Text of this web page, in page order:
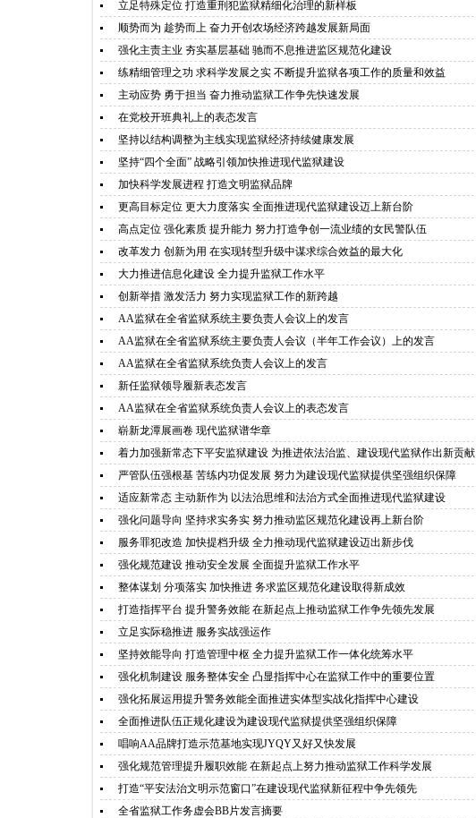
立足特殊定位 打造重刑犯监狱精细化治理的新样板
顺势而为 趁势而上 奋力开创农场经济跨越发展新局面
强化主责主业 夯实基层基础 驰而不息推进监区规范化建设
练精细管理之功 求科学发展之实 不断提升监狱各项工作的质量和效益
主动应势 勇于担当 奋力推动监狱工作争先快速发展
在党校开班典礼上的表态发言
坚持以结构调整为主线实现监狱经济持续健康发展
坚持“四个全面” 战略引领加快推进现代监狱建设
加快科学发展进程 打造文明监狱品牌
更高目标定位 更大力度落实 全面推进现代监狱建设迈上新台阶
高点定位 强化素质 提升能力 努力打造争创一流业绩的女民警队伍
改革发力 创新为用 在实现转型升级中谋求综合效益的最大化
大力推进信息化建设 全力提升监狱工作水平
创新举措 激发活力 努力实现监狱工作的新跨越
AA监狱在全省监狱系统主要负责人会议上的发言
AA监狱在全省监狱系统主要负责人会议（半年工作会议）上的发言
AA监狱在全省监狱系统负责人会议上的发言
新任监狱领导履新表态发言
AA监狱在全省监狱系统负责人会议上的表态发言
崭新龙潭展画卷 现代监狱谱华章
着力加强新常态下平安监狱建设 为推进依法治监、建设现代监狱作出新贡献
严管队伍强根基 苦练内功促发展 努力为建设现代监狱提供坚强组织保障
适应新常态 主动新作为 以法治思维和法治方式全面推进现代监狱建设
强化问题导向 坚持求实务实 努力推动监区规范化建设再上新台阶
服务罪犯改造 加快提档升级 全力推动现代监狱建设迈出新步伐
强化规范建设 推动安全发展 全面提升监狱工作水平
整体谋划 分项落实 加快推进 务求监区规范化建设取得新成效
打造指挥平台 提升警务效能 在新起点上推动监狱工作争先领先发展
立足实际稳推进 服务实战强运作
坚持效能导向 打造管理中枢 全力提升监狱工作一体化统筹水平
强化机制建设 服务整体安全 凸显指挥中心在监狱工作中的重要位置
强化拓展运用提升警务效能全面推进实体型实战化指挥中心建设
全面推进队伍正规化建设为建设现代监狱提供坚强组织保障
唱响AA品牌打造示范基地实现JYQY又好又快发展
强化规范管理提升履职效能 在新起点上努力推动监狱工作科学发展
打造“平安法治文明示范窗口”在建设现代监狱新征程中争先领先
全省监狱工作务虚会BB片发言摘要